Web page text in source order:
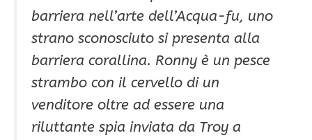
barriera nell’arte dell’Acqua-fu, uno
strano sconosciuto si presenta alla
barriera corallina. Ronny è un pesce
strambo con il cervello di un
venditore oltre ad essere una
riluttante spia inviata da Troy a